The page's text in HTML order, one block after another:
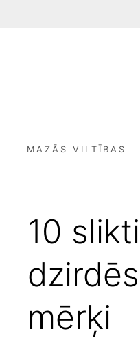
MAZĀS VILTĪBAS
10
mērķi